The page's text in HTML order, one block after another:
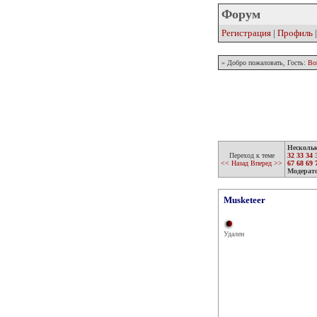
Форум
Регистрация | Профиль |
» Добро пожаловать, Гость:
Переход к теме
<< Назад Вперед >>
32 33 34
67 68 69
Musketeer
Удален